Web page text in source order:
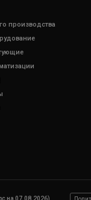
производства
на 07.08.2026)